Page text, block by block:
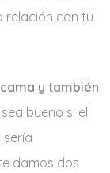
relación con tu
y también
bueno si el
damos dos